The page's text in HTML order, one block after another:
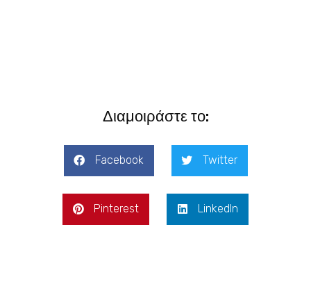
Διαμοιράστε το:
Facebook Twitter
Pinterest LinkedIn